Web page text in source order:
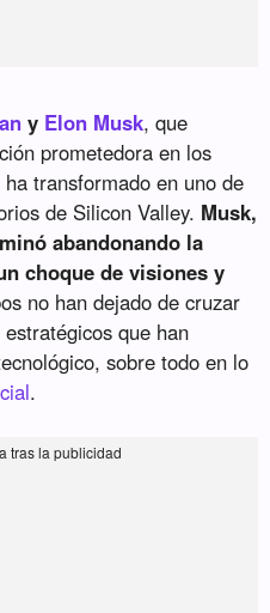
y Elon Musk, que
prometedora en los
ha transformado en uno de
de Silicon Valley. Musk,
abandonando la
choque de visiones y
no han dejado de cruzar
que han
sobre todo en lo
.